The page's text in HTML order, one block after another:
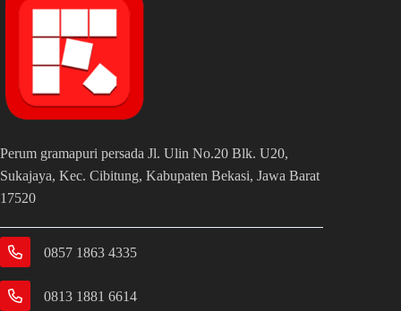
Perum gramapuri persada Jl. Ulin No.20 Blk. U20,
Sukajaya, Kec. Cibitung, Kabupaten Bekasi, Jawa Barat
17520
0857 1863 4335
0813 1881 6614